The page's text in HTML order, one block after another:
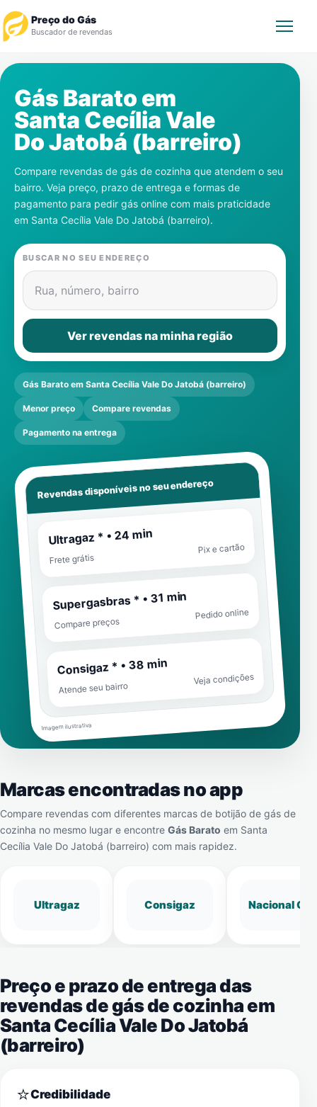
Preço do Gás
Buscador de revendas
Revendedor
Notícias
Cadastre-se
Gás
Contatos
Gás Barato em
Santa Cecília Vale
Do Jatobá (barreiro)
Compare revendas de gás de cozinha que atendem o seu
bairro. Veja preço, prazo de entrega e formas de
pagamento para pedir gás online com mais praticidade
em Santa Cecília Vale Do Jatobá (barreiro).
BUSCAR NO SEU ENDEREÇO
Rua, número, bairro
Ver revendas na minha região
Gás Barato em Santa Cecília Vale Do Jatobá (barreiro)
Menor preço Compare revendas
Pagamento na entrega
Revendas disponíveis no seu endereço
Ultragaz * • 24 min
Frete grátis
Pix e cartão
Supergasbras * • 31 min
Compare preços
Pedido online
Consigaz * • 38 min
Atende seu bairro
Veja condições
Imagem ilustrativa
Marcas encontradas no app
Compare revendas com diferentes marcas de botijão de gás de
cozinha no mesmo lugar e encontre Gás Barato em Santa
Cecília Vale Do Jatobá (barreiro) com mais rapidez.
Ultragaz Consigaz Nacional Gás
Preço e prazo de entrega das
revendas de gás de cozinha em
Santa Cecília Vale Do Jatobá
(barreiro)
⭐Credibilidade